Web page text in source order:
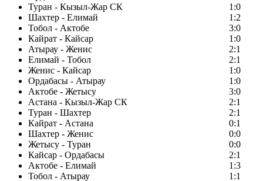
Туран - Кызыл-Жар СК
1:0
Шахтер - Елимай
1:2
Тобол - Актобе
3:0
Кайрат - Кайсар
1:0
Атырау - Женис
2:1
Елимай - Тобол
2:1
Женис - Кайсар
1:0
Ордабасы - Атырау
1:0
Актобе - Жетысу
3:0
Астана - Кызыл-Жар СК
2:1
Туран - Шахтер
2:1
Кайрат - Астана
0:1
Шахтер - Женис
0:0
Жетысу - Туран
0:0
Кайсар - Ордабасы
2:1
Актобе - Елимай
1:3
Тобол - Атырау
1:1